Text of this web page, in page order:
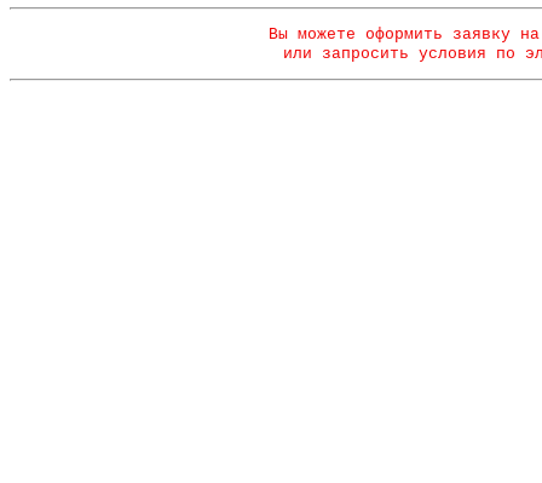
Вы можете оформить заявку
или запросить условия по